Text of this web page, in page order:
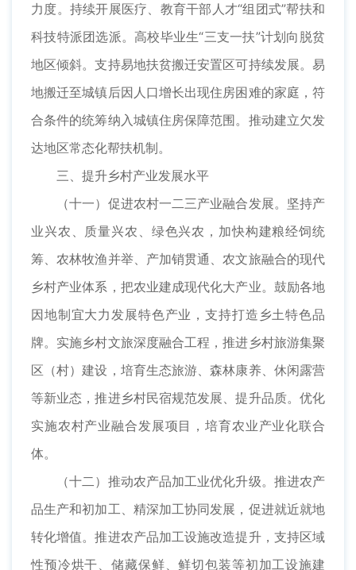
力度。持续开展医疗、教育干部人才“组团式”帮扶和
科技特派团选派。高校毕业生“三支一扶”计划向脱贫
地区倾斜。支持易地扶贫搬迁安置区可持续发展。易
地搬迁至城镇后因人口增长出现住房困难的家庭，符
合条件的统筹纳入城镇住房保障范围。推动建立欠发
达地区常态化帮扶机制。
三、提升乡村产业发展水平
（十一）促进农村一二三产业融合发展。坚持产
业兴农、质量兴农、绿色兴农，加快构建粮经饲统
筹、农林牧渔并举、产加销贯通、农文旅融合的现代
乡村产业体系，把农业建成现代化大产业。鼓励各地
因地制宜大力发展特色产业，支持打造乡土特色品
牌。实施乡村文旅深度融合工程，推进乡村旅游集聚
区（村）建设，培育生态旅游、森林康养、休闲露营
等新业态，推进乡村民宿规范发展、提升品质。优化
实施农村产业融合发展项目，培育农业产业化联合
体。
（十二）推动农产品加工业优化升级。推进农产
品生产和初加工、精深加工协同发展，促进就近就地
转化增值。推进农产品加工设施改造提升，支持区域
性预冷烘干、储藏保鲜、鲜切包装等初加工设施建